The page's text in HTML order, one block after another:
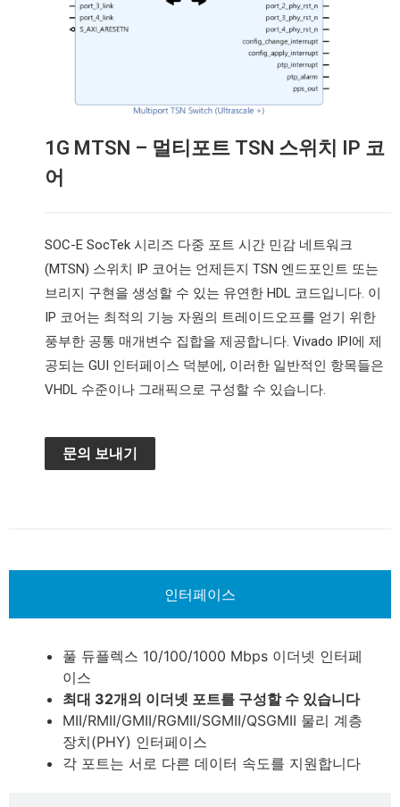
1G MTSN – 멀티포트 TSN 스위치 IP 코
어
SOC-E SocTek 시리즈 다중 포트 시간 민감 네트워크
(MTSN) 스위치 IP 코어는 언제든지 TSN 엔드포인트 또는
브리지 구현을 생성할 수 있는 유연한 HDL 코드입니다. 이
IP 코어는 최적의 기능 자원의 트레이드오프를 얻기 위한
풍부한 공통 매개변수 집합을 제공합니다. Vivado IPI에 제
공되는 GUI 인터페이스 덕분에, 이러한 일반적인 항목들은
VHDL 수준이나 그래픽으로 구성할 수 있습니다.
문의 보내기
인터페이스
풀 듀플렉스 10/100/1000 Mbps 이더넷 인터페
이스
최대 32개의 이더넷 포트를 구성할 수 있습니다
MII/RMII/GMII/RGMII/SGMII/QSGMII 물리 계층
장치(PHY) 인터페이스
각 포트는 서로 다른 데이터 속도를 지원합니다